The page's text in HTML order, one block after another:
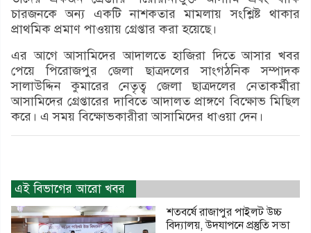
চারজনকে অন্য একটি নাশকতার মামলায় সংশ্লিষ্ট থাকার
প্রাথমিক প্রমাণ পাওয়ায় গ্রেপ্তার করা হয়েছে।
এর আগে আসামিদের আদালতে হাজিরা দিতে আসার খবর
পেয়ে পিরোজপুর জেলা ছাত্রদলের সাংগঠনিক সম্পাদক
সালাউদ্দিন কুমারের নেতৃত্ব জেলা ছাত্রদলের নেতাকর্মীরা
আসামিদের গ্রেপ্তারের দাবিতে আদালত প্রাঙ্গণে বিক্ষোভ মিছিল
করে। এ সময় বিক্ষোভকারীরা আসামিদের ধাওয়া দেন।
এই বিভাগের আরো খবর
শতবর্ষে রাজাপুর পাইলট উচ্চ
বিদ্যালয়, উদযাপনে প্রস্তুতি সভা